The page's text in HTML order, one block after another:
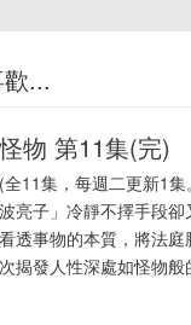
...
怪物 第11集(完)
(全11集，每週二更新1
波亮子」冷靜不擇手段
看透事物的本質，將法
次揭發人性深處如怪物般